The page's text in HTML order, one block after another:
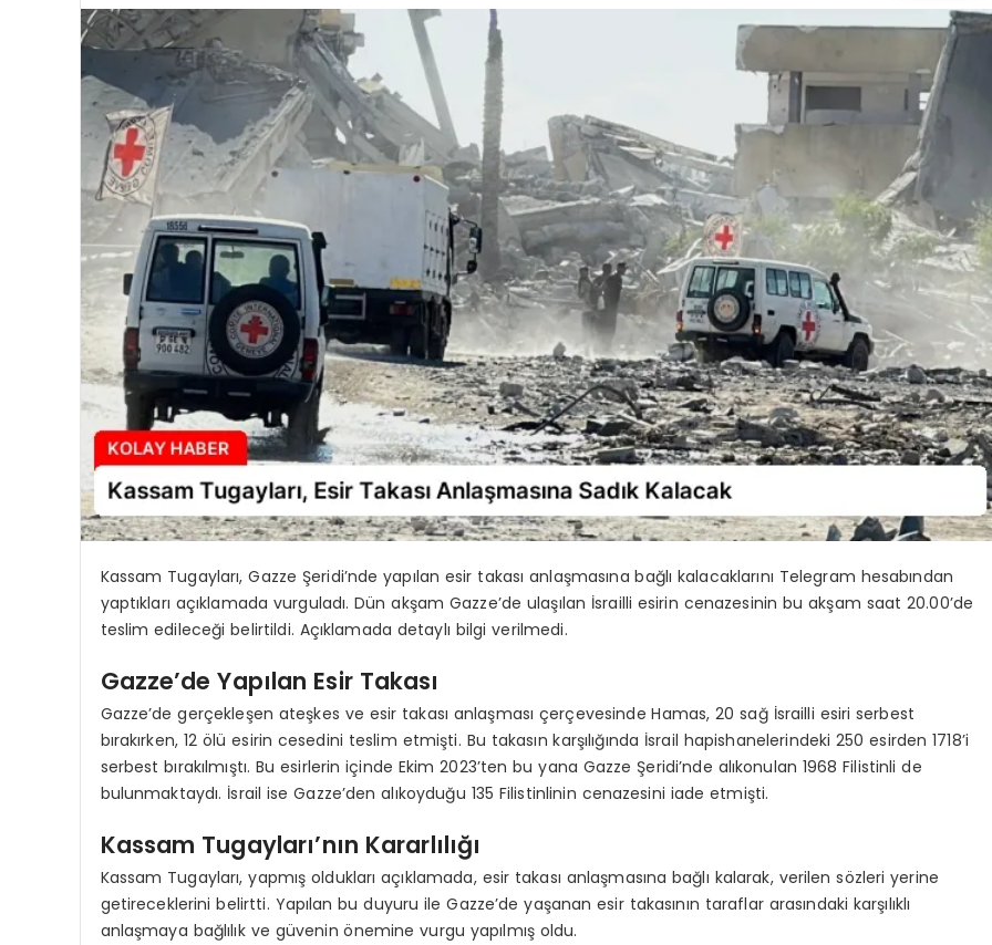
Kassam Tugayları, Gazze Şeridi’nde yapılan esir takası anlaşmasına bağlı kalacaklarını Telegram hesabından
yaptıkları açıklamada vurguladı. Dün akşam Gazze’de ulaşılan İsrailli esirin cenazesinin bu akşam saat 20.00’de
teslim edileceği belirtildi. Açıklamada detaylı bilgi verilmedi.
Gazze’de Yapılan Esir Takası
Gazze’de gerçekleşen ateşkes ve esir takası anlaşması çerçevesinde Hamas, 20 sağ İsrailli esiri serbest
bırakırken, 12 ölü esirin cesedini teslim etmişti. Bu takasın karşılığında İsrail hapishanelerindeki 250 esirden 1718’i
serbest bırakılmıştı. Bu esirlerin içinde Ekim 2023’ten bu yana Gazze Şeridi’nde alıkonulan 1968 Filistinli de
bulunmaktaydı. İsrail ise Gazze’den alıkoyduğu 135 Filistinlinin cenazesini iade etmişti.
Kassam Tugayları’nın Kararlılığı
Kassam Tugayları, yapmış oldukları açıklamada, esir takası anlaşmasına bağlı kalarak, verilen sözleri yerine
getireceklerini belirtti. Yapılan bu duyuru ile Gazze’de yaşanan esir takasının taraflar arasındaki karşılıklı
anlaşmaya bağlılık ve güvenin önemine vurgu yapılmış oldu.